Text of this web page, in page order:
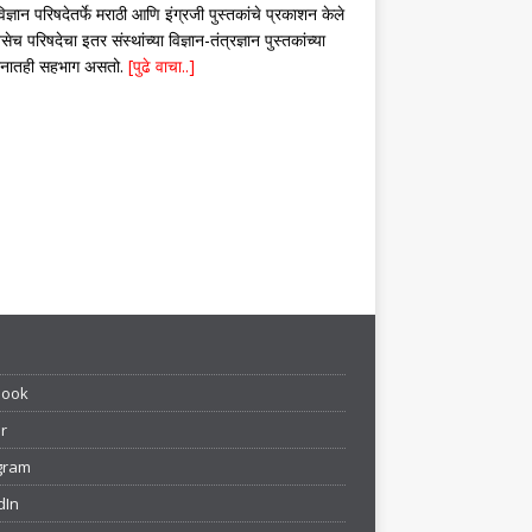
परिषदेतर्फे मराठी आणि इंग्रजी पुस्तकांचे प्रकाशन केले
परिषदेचा इतर संस्थांच्या विज्ञान-तंत्रज्ञान पुस्तकांच्या
सहभाग असतो. [पुढे वाचा..]